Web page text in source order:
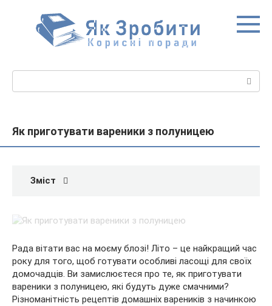
Як приготувати вареники з полуницею
Зміст
Рада вітати вас на моєму блозі! Літо – це найкращий час
року для того, щоб готувати особливі ласощі для своїх
домочадців. Ви замислюєтеся про те, як приготувати
вареники з полуницею, які будуть дуже смачними?
Різноманітність рецептів домашніх вареників з начинкою